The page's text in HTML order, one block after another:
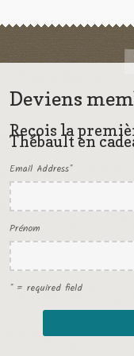
Deviens
Reçois la
Thébault en
Email Address*
Prénom
* = required field